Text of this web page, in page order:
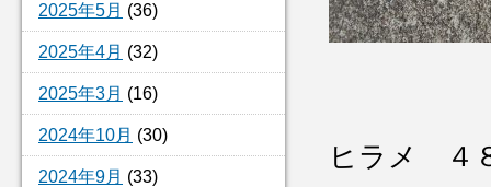
2025年5月 (36)
2025年4月 (32)
2025年3月 (16)
2024年10月 (30)
2024年9月 (33)
ヒラメ ４